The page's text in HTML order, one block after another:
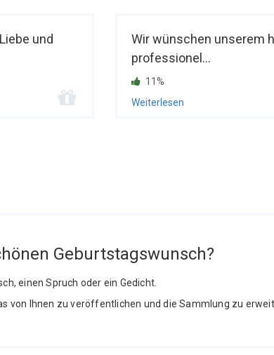
und
Wir wünschen unserem
professionel...
11%
Weiterlesen
Geburtstagswunsch?
einen Spruch oder ein Gedicht.
von Ihnen zu veröffentlichen und die Sammlung zu